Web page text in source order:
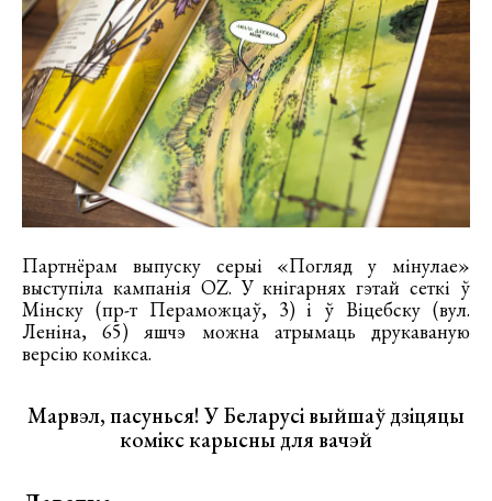
Партнёрам выпуску серыі «Погляд у мінулае»
выступіла кампанія OZ. У кнігарнях гэтай сеткі ў
Мінску (пр-т Пераможцаў, 3) і ў Віцебску (вул.
Леніна, 65) яшчэ можна атрымаць друкаваную
версію комікса.
Марвэл, пасунься! У Беларусі выйшаў дзіцяцы
комікс карысны для вачэй